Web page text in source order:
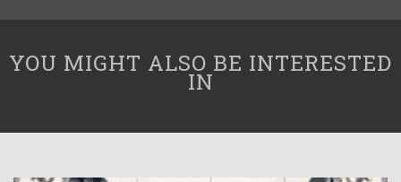
YOU MIGHT ALSO BE INTERESTED
IN